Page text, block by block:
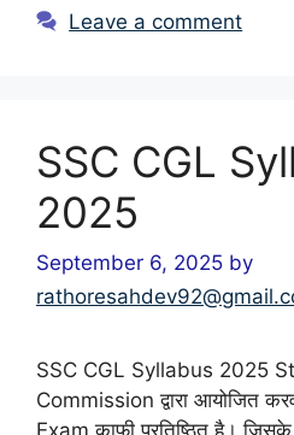
Leave a comment
SSC CGL
2025
September 6, 2025 by
SSC CGL Syllabus 2025
Commission द्वारा आयोजित
Exam काफी प्रतिष्ठित है। जिसके